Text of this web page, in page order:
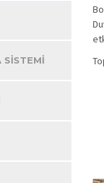
SİSTEMİ